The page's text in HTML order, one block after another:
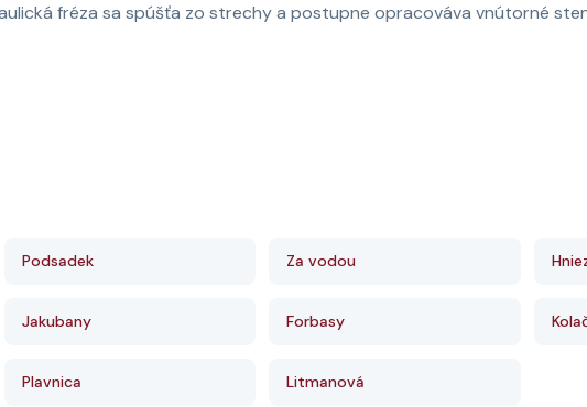
fréza sa spúšťa zo strechy a postupne opracováva vnútorné
Podsadek Za vodou
Jakubany Forbasy
Plavnica Litmanová